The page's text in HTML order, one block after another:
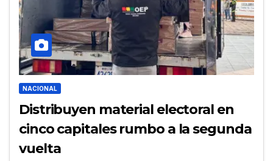
NACIONAL
Distribuyen material electoral en
cinco capitales rumbo a la segunda
vuelta